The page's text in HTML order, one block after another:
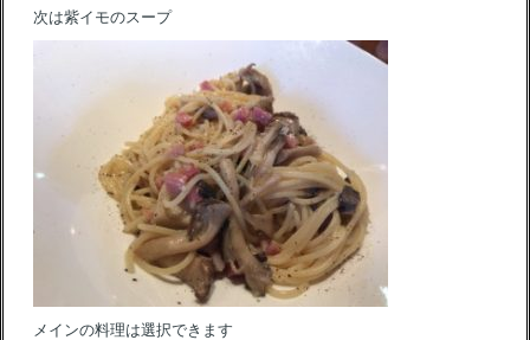
次は紫イモのスープ
メインの料理は選択できます